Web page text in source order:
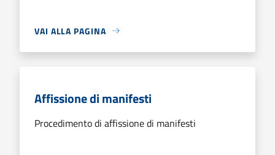
VAI ALLA PAGINA
Affissione di manifesti
Procedimento di affissione di manifesti